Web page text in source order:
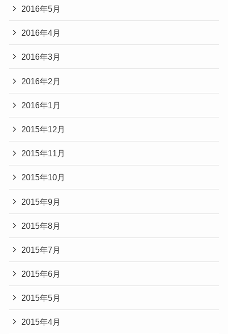
2016年5月
2016年4月
2016年3月
2016年2月
2016年1月
2015年12月
2015年11月
2015年10月
2015年9月
2015年8月
2015年7月
2015年6月
2015年5月
2015年4月